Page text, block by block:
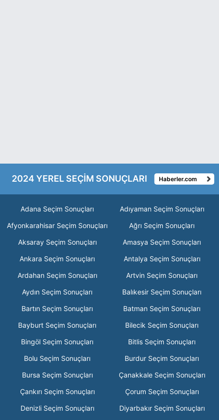
2024 YEREL SEÇİM SONUÇLARI Haberler.com
Adana Seçim Sonuçları
Adıyaman Seçim Sonuçları
Afyonkarahisar Seçim Sonuçları
Ağrı Seçim Sonuçları
Aksaray Seçim Sonuçları
Amasya Seçim Sonuçları
Ankara Seçim Sonuçları
Antalya Seçim Sonuçları
Ardahan Seçim Sonuçları
Artvin Seçim Sonuçları
Aydın Seçim Sonuçları
Balıkesir Seçim Sonuçları
Bartın Seçim Sonuçları
Batman Seçim Sonuçları
Bayburt Seçim Sonuçları
Bilecik Seçim Sonuçları
Bingöl Seçim Sonuçları
Bitlis Seçim Sonuçları
Bolu Seçim Sonuçları
Burdur Seçim Sonuçları
Bursa Seçim Sonuçları
Çanakkale Seçim Sonuçları
Çankırı Seçim Sonuçları
Çorum Seçim Sonuçları
Denizli Seçim Sonuçları
Diyarbakır Seçim Sonuçları